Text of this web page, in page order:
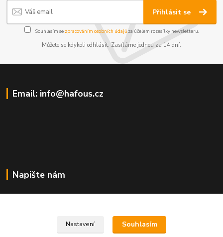
Přihlásit se
Souhlasím se zpracováním osobních údajůza účelem rozesílky newsletteru.
Můžete se kdykoli odhlásit. Zasíláme jednou za 14 dní.
Email: info@hafous.cz
Napište nám
Nastavení Souhlasím